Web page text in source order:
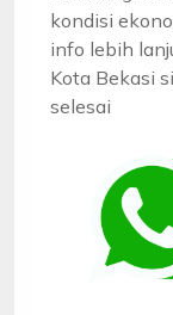
kondisi
info lebih
Kota Bekasi
selesai